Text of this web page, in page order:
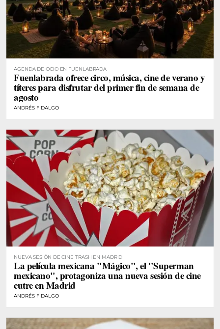
AGENDA DE OCIO EN FUENLABRADA
Fuenlabrada ofrece circo, música, cine de verano y
títeres para disfrutar del primer fin de semana de
agosto
ANDRÉS FIDALGO
NUEVA SESIÓN DE CINE TRASH EN MADRID
La película mexicana "Mágico", el "Superman
mexicano", protagoniza una nueva sesión de cine
cutre en Madrid
ANDRÉS FIDALGO